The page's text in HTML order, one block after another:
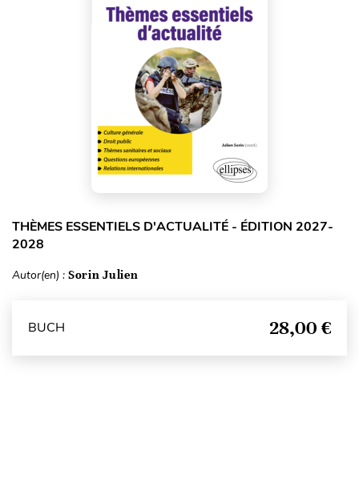
THÈMES ESSENTIELS D'ACTUALITÉ - ÉDITION 2027-
2028
Autor(en) : Sorin Julien
BUCH 28,00 €